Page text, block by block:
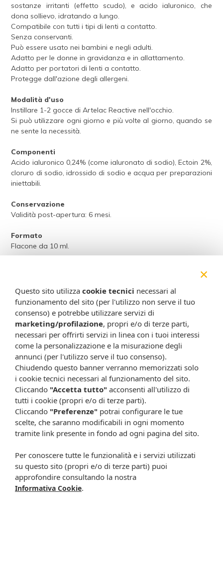
sostanze irritanti (effetto scudo), e acido ialuronico, che
dona sollievo, idratando a lungo.
Compatibile con tutti i tipi di lenti a contatto.
Senza conservanti.
Può essere usato nei bambini e negli adulti.
Adatto per le donne in gravidanza e in allattamento.
Adatto per portatori di lenti a contatto.
Protegge dall'azione degli allergeni.
Modalità d'uso
Instillare 1-2 gocce di Artelac Reactive nell'occhio.
Si può utilizzare ogni giorno e più volte al giorno, quando se
ne sente la necessità.
Componenti
Acido ialuronico 0,24% (come ialuronato di sodio), Ectoin 2%,
cloruro di sodio, idrossido di sodio e acqua per preparazioni
iniettabili.
Conservazione
Validità post-apertura: 6 mesi.
Formato
Flacone da 10 ml.
Ogni scheda che troverai sul nostro sito è da considerarsi a scopo
informativo, utile alla guida dell’acquisto del prodotto. Non
sostituisce né il foglietto illustrativo (o la descrizione riportata sulla
confezione stessa), né il consiglio del medico, specialmente in caso
di possibili allergie o patologie. Vista la difficoltà nell’adeguarsi alle
continue modifiche effettuate dalle varie aziende produttrici come
cambio del packaging (colori, dimensioni, contenuto, informazioni) e
i possibili cambiamenti come cambio degli ingredienti e valori
percentuali, Farmacia Cavalieri Shop dichiara di non assumere
alcuna responsabilità in caso di schede prodotto ed immagini non
aggiornate in tempo reale e presenza di errori o omissioni. Inoltre
non si assumono responsabilità in caso di qualsiasi problema
causato dall’accesso delle informazioni riportate sul sito
shop.farmaciacavalieri.it.
ISCRIVITI ALLA NEWSLETTER
×
Questo sito utilizza cookie tecnici necessari al
funzionamento del sito (per l'utilizzo non serve il tuo
consenso) e potrebbe utilizzare servizi di
marketing/profilazione, propri e/o di terze parti,
necessari per offrirti servizi in linea con i tuoi interessi
come la personalizzazione e la misurazione degli
annunci (per l'utilizzo serve il tuo consenso).
Chiudendo questo banner verranno memorizzati solo
i cookie tecnici necessari al funzionamento del sito.
Cliccando "Accetta tutto" acconsenti all'utilizzo di
tutti i cookie (propri e/o di terze parti).
Cliccando "Preferenze" potrai configurare le tue
scelte, che saranno modificabili in ogni momento
tramite link presente in fondo ad ogni pagina del sito.
Per conoscere tutte le funzionalità e i servizi utilizzati
su questo sito (propri e/o di terze parti) puoi
approfondire consultando la nostra
Informativa Cookie.